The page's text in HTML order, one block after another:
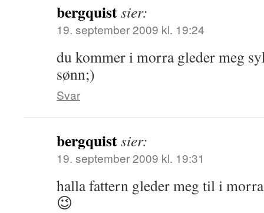
bergquistsier:
19. september 2009 kl. 19:24
du kommer i morra gleder meg
sønn;)
Svar
bergquistsier:
19. september 2009 kl. 19:31
halla fattern gleder meg til i
😉